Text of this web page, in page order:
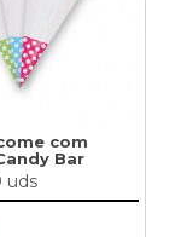
com
Bar
uds